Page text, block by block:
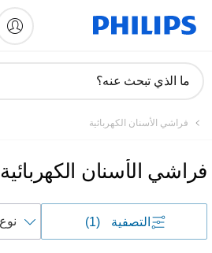
دعم
ما الذي تبحث عنه؟
فراشي الأسنان الكهربائية
فراشي الأسنان الكهربائية
التصفية
حسب